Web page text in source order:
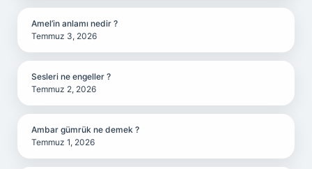
Amel’in anlamı nedir ?
Temmuz 3, 2026
Sesleri ne engeller ?
Temmuz 2, 2026
Ambar gümrük ne demek ?
Temmuz 1, 2026